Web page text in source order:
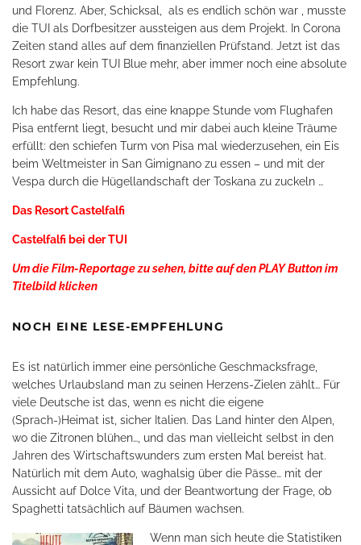
und Florenz. Aber, Schicksal, als es endlich schön war , musste
die TUI als Dorfbesitzer aussteigen aus dem Projekt. In Corona
Zeiten stand alles auf dem finanziellen Prüfstand. Jetzt ist das
Resort zwar kein TUI Blue mehr, aber immer noch eine absolute
Empfehlung.
Ich habe das Resort, das eine knappe Stunde vom Flughafen
Pisa entfernt liegt, besucht und mir dabei auch kleine Träume
erfüllt: den schiefen Turm von Pisa mal wiederzusehen, ein Eis
beim Weltmeister in San Gimignano zu essen – und mit der
Vespa durch die Hügellandschaft der Toskana zu zuckeln …
Das Resort Castelfalfi
Castelfalfi bei der TUI
Um die Film-Reportage zu sehen, bitte auf den PLAY Button im
Titelbild klicken
NOCH EINE LESE-EMPFEHLUNG
Es ist natürlich immer eine persönliche Geschmacksfrage,
welches Urlaubsland man zu seinen Herzens-Zielen zählt… Für
viele Deutsche ist das, wenn es nicht die eigene
(Sprach-)Heimat ist, sicher Italien. Das Land hinter den Alpen,
wo die Zitronen blühen…, und das man vielleicht selbst in den
Jahren des Wirtschaftswunders zum ersten Mal bereist hat.
Natürlich mit dem Auto, waghalsig über die Pässe… mit der
Aussicht auf Dolce Vita, und der Beantwortung der Frage, ob
Spaghetti tatsächlich auf Bäumen wachsen.
Wenn man sich heute die Statistiken